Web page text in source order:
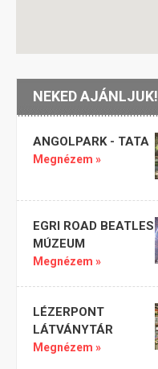
NEKED AJÁNLJUK!
ANGOLPARK - TATA
Megnézem »
EGRI ROAD BEATLES
MÚZEUM
Megnézem »
LÉZERPONT
LÁTVÁNYTÁR
Megnézem »